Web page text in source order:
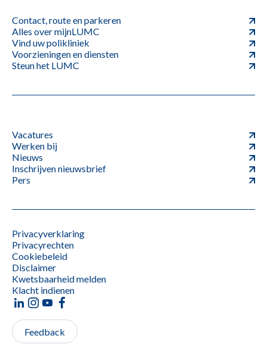
Contact, route en parkeren
Alles over mijnLUMC
Vind uw polikliniek
Voorzieningen en diensten
Steun het LUMC
Vacatures
Werken bij
Nieuws
Inschrijven nieuwsbrief
Pers
Privacyverklaring
Privacyrechten
Cookiebeleid
Disclaimer
Kwetsbaarheid melden
Klacht indienen
Feedback